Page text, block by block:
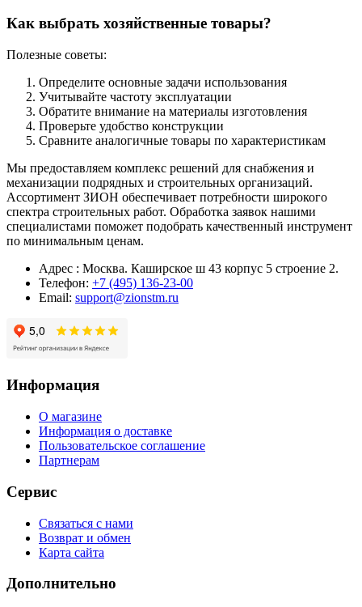
Как выбрать хозяйственные товары?
Полезные советы:
Определите основные задачи использования
Учитывайте частоту эксплуатации
Обратите внимание на материалы изготовления
Проверьте удобство конструкции
Сравните аналогичные товары по характеристикам
Мы предоставляем комплекс решений для снабжения и
механизации подрядных и строительных организаций.
Ассортимент ЗИОН обеспечивает потребности широкого
спектра строительных работ. Обработка заявок нашими
специалистами поможет подобрать качественный инструмент
по минимальным ценам.
Адрес : Москва. Каширское ш 43 корпус 5 строение 2.
Телефон: +7 (495) 136-23-00
Email: support@zionstm.ru
Информация
О магазине
Информация о доставке
Пользовательское соглашение
Партнерам
Сервис
Связаться с нами
Возврат и обмен
Карта сайта
Дополнительно